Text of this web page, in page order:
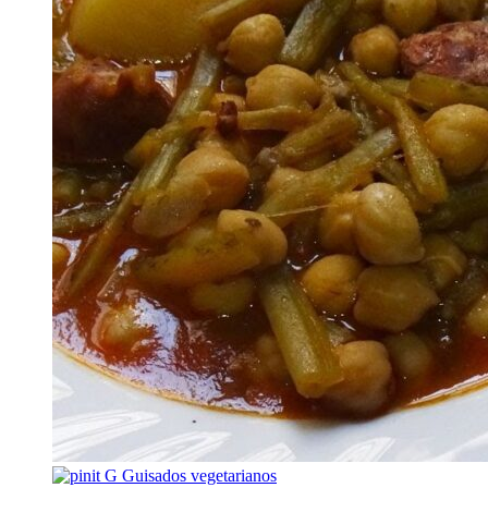
G Guisados vegetarianos